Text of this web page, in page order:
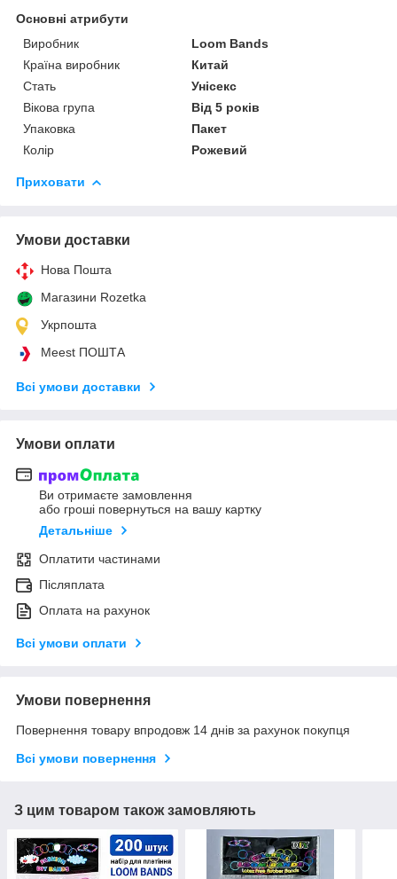
Основні атрибути
Виробник
Loom Bands
Країна виробник
Китай
Стать
Унісекс
Вікова група
Від 5 років
Упаковка
Пакет
Колір
Рожевий
Приховати
Умови доставки
Нова Пошта
Магазини Rozetka
Укрпошта
Meest ПОШТА
Всі умови доставки
Умови оплати
Ви отримаєте замовлення
або гроші повернуться на вашу картку
Детальніше
Оплатити частинами
Післяплата
Оплата на рахунок
Всі умови оплати
Умови повернення
Повернення товару впродовж 14 днів за рахунок покупця
Всі умови повернення
З цим товаром також замовляють